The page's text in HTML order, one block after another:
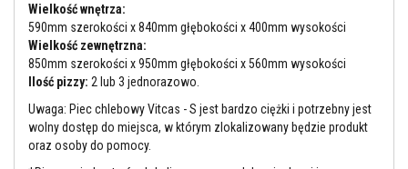
t
e
m
p
e
r
a
t
u
r
Wielkość wnętrza:
590mm szerokości x 840mm głębokości x 400mm wysokości
Wielkość zewnętrzna:
850mm szerokości x 950mm głębokości x 560mm wysokości
Ilość pizzy: 2 lub 3 jednorazowo.
Uwaga: Piec chlebowy Vitcas - S jest bardzo ciężki i potrzebny jest
wolny dostęp do miejsca, w którym zlokalizowany będzie produkt
oraz osoby do pomocy.